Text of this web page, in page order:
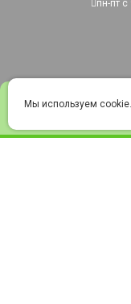
Войти
пн-пт
Мы используем cookie.